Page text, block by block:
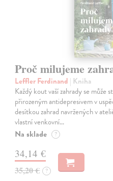
Proč milujeme
Leffler Ferdinand | Kniha
Každý kout vaší zahrady se může
přirozeným antidepresivem v
desítkou zahrad navržených v
vlastní venkovní…
Na sklade ?
34,14 €
35,20 € ?